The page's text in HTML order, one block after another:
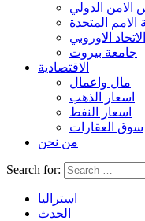
الامن الدولي
المتحدة
الاتحاد الاوروبي
جامعة بيروت
الاقتصادية
مال واعمال
اسعار الذهب
اسعار النفط
سوق العقارات
من نحن
Search for:
استراليا
الحدث